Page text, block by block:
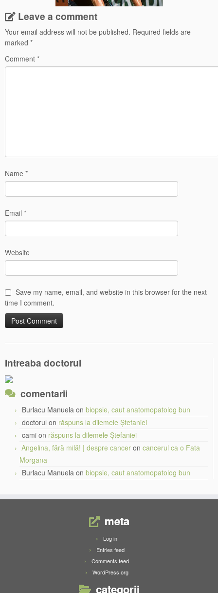
Leave a comment
Your email address will not be published. Required fields are
marked *
Comment *
Name *
Email *
Website
Save my name, email, and website in this browser for the next
time I comment.
Intreaba doctorul
comentarii
Burlacu Manuela on biopsie, caut anatomopatolog bun
doctorul on răspuns la dilemele Ștefaniei
cami on răspuns la dilemele Ștefaniei
Angelina, fără milă! | despre cancer on cancerul ca o Fata
Morgana
Burlacu Manuela on biopsie, caut anatomopatolog bun
meta
Log in
Entries feed
Comments feed
WordPress.org
categorii